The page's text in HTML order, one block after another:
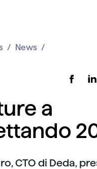
News
a
CTO di Deda,